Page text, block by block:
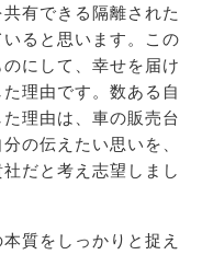
有できる隔離された
いると思います。この
にして、幸せを届け
理由です。数ある自
理由は、車の販売台
の伝えたい思いを、
だと考え志望しまし
質をしっかりと捉え